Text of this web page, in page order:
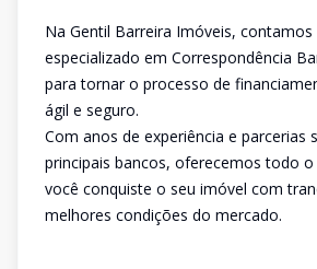
Na Gentil Barreira Imóveis,
especializado em Correspondência
para tornar o processo de
ágil e seguro.
Com anos de experiência e parcerias
principais bancos, oferecemos todo
você conquiste o seu imóvel com
melhores condições do mercado.